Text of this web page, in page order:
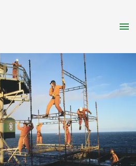
menu
INDUSTRIMINNE
INDUSTRIMINNE
50 ÅR